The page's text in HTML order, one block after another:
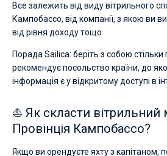
Все залежить від виду вітрильного
Кампобассо, від компанії, з якою ви
від рівня доходу тощо.
Порада Sailica: беріть з собою стільки
рекомендує посольство країни, до
інформація є у відкритому доступі в
⛵ Як скласти вітрильний
Провінція Кампобассо?
Якщо ви орендуєте яхту з капітаном,